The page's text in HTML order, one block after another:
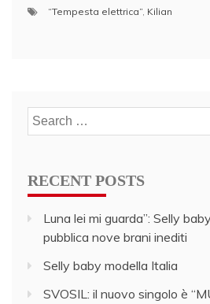
“Tempesta elettrica” Kilian
Search
for:
RECENT POSTS
Luna lei mi guarda”: Selly
pubblica nove brani inediti
Selly baby modella Italia
SVOSIL: il nuovo singolo è